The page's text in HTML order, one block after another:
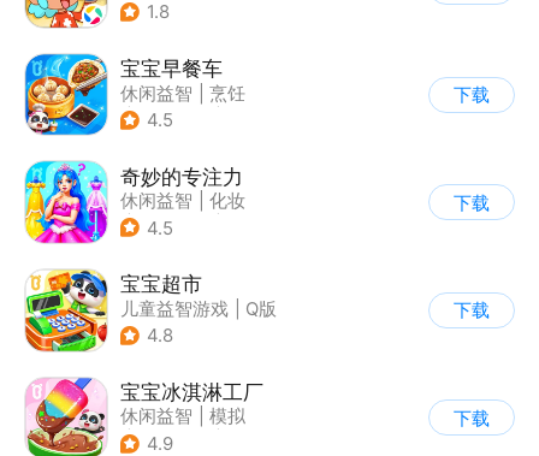
1.8
宝宝早餐车
休闲益智
烹饪
| 宝宝巴士
4.5
下载
奇妙的专注力
休闲益智
化妆
| 宝宝巴士
4.5
下载
宝宝超市
儿童益智游戏
Q版
4.8
下载
宝宝冰淇淋工厂
休闲益智
模拟
| 宝宝巴士
4.9
下载